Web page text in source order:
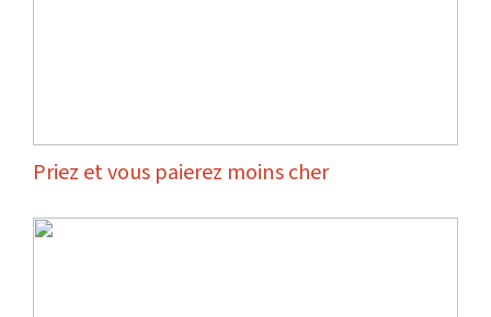
Priez et vous paierez moins cher